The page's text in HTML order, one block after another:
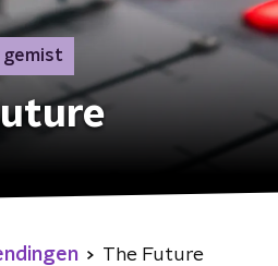
gemist
The Future